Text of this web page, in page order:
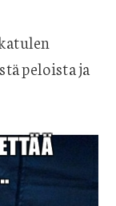
peloista ja